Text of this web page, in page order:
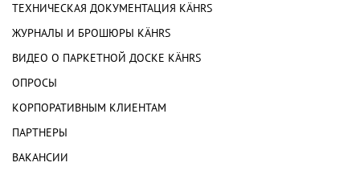
ТЕХНИЧЕСКАЯ ДОКУМЕНТАЦИЯ KÄHRS
ЖУРНАЛЫ И БРОШЮРЫ KÄHRS
ВИДЕО О ПАРКЕТНОЙ ДОСКЕ KÄHRS
ОПРОСЫ
КОРПОРАТИВНЫМ КЛИЕНТАМ
ПАРТНЕРЫ
ВАКАНСИИ